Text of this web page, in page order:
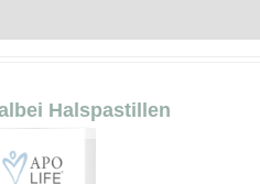
Halspastillen